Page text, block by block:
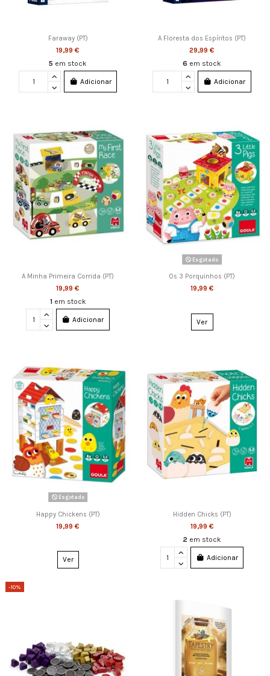
Faraway (PT)
19,99 €
5 em stock
Adicionar
A Floresta dos Espíritos (PT)
29,99 €
6 em stock
Adicionar
A Minha Primeira Corrida (PT)
19,99 €
1 em stock
Adicionar
Esgotado
Os 3 Porquinhos (PT)
19,99 €
Ver
Esgotado
Happy Chickens (PT)
19,99 €
Ver
Hidden Chicks (PT)
19,99 €
2 em stock
Adicionar
-10%